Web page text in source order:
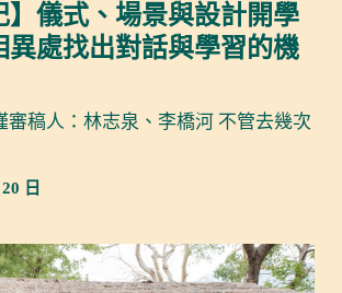
】儀式、場景與設計開學
異處找出對話與學習的機
審稿人：林志泉、李橋河 不管去幾次
日